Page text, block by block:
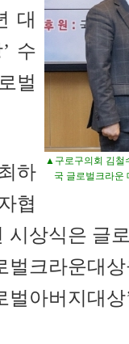
▲구로구의회 김철
국 글로벌크라운
대
수
벌
하
협
상식은 글
크라운대
벌아버지대